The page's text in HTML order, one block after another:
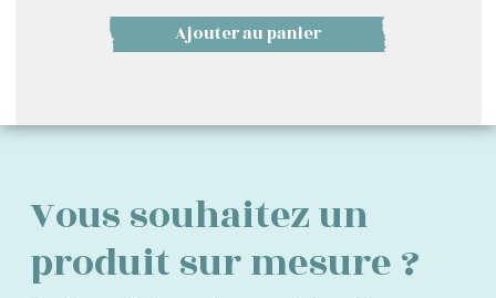
Ajouter au panier
Vous souhaitez un
produit sur mesure ?